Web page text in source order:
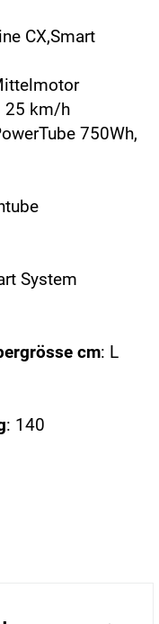
CX,Smart
25 km/h
750Wh,
System
cm: L
: 140